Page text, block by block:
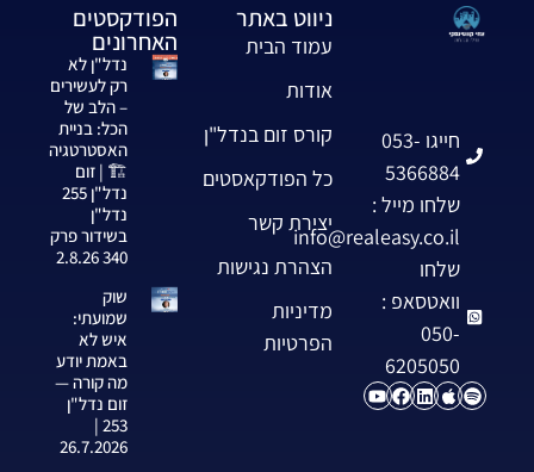
חייגו 053-
5366884
שלחו מייל :
info@realeasy.co.il
שלחו
וואטסאפ :
050-
6205050
ניווט באתר
עמוד הבית
אודות
קורס זום בנדל"ן
כל הפודקאסטים
יצירת קשר
הצהרת נגישות
מדיניות
הפרטיות
הפודקסטים
האחרונים
נדל"ן לא
רק לעשירים
– הלב של
הכל: בניית
האסטרטגיה
🏗️ | זום
נדל"ן 255
נדל"ן
בשידור פרק
340 2.8.26
שוק
שמועתי:
איש לא
באמת יודע
מה קורה —
זום נדל"ן
253 |
26.7.2026